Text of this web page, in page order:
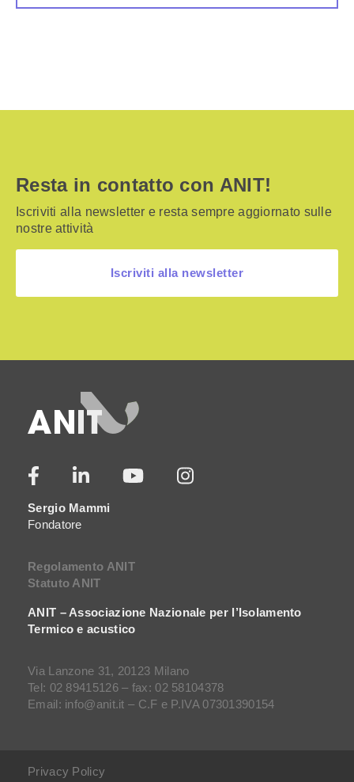
Resta in contatto con ANIT!
Iscriviti alla newsletter e resta sempre aggiornato sulle
nostre attività
Iscriviti alla newsletter
Sergio Mammi
Fondatore
Regolamento ANIT
Statuto ANIT
ANIT – Associazione Nazionale per l’Isolamento
Termico e acustico
Via Lanzone 31, 20123 Milano
Tel: 02 89415126 – fax: 02 58104378
Email: info@anit.it – C.F e P.IVA 07301390154
Privacy Policy